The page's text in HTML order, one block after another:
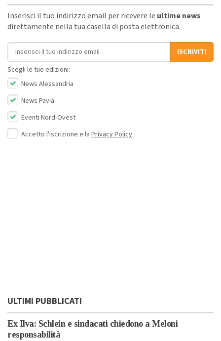
Inserisci il tuo indirizzo email per ricevere le ultime news
direttamente nella tua casella di posta elettronica.
Indirizzo email
ISCRIVITI
Scegli le tue edizioni:
News Alessandria
News Pavia
Eventi Nord-Ovest
Accetto l'iscrizione e la Privacy Policy
ULTIMI PUBBLICATI
Ex Ilva: Schlein e sindacati chiedono a Meloni
responsabilità